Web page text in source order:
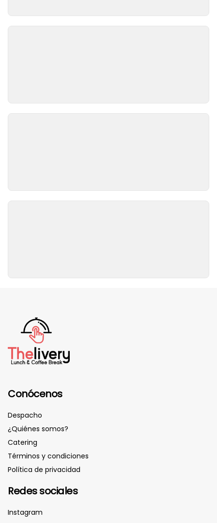
Conócenos
Despacho
¿Quiénes somos?
Catering
Términos y condiciones
Política de privacidad
Redes sociales
Instagram